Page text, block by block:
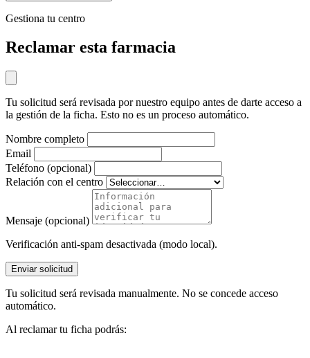
Gestiona tu centro
Reclamar esta farmacia
Tu solicitud será revisada por nuestro equipo antes de darte acceso a
la gestión de la ficha. Esto no es un proceso automático.
Nombre completo
Email
Teléfono (opcional)
Relación con el centro
Mensaje (opcional)
Verificación anti-spam desactivada (modo local).
Enviar solicitud
Tu solicitud será revisada manualmente. No se concede acceso
automático.
Al reclamar tu ficha podrás: